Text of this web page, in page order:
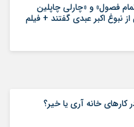
فصول» و «چارلی چاپلین
نبوغ اکبر عبدی گفتند + فیلم
کارهای خانه آری یا خیر؟